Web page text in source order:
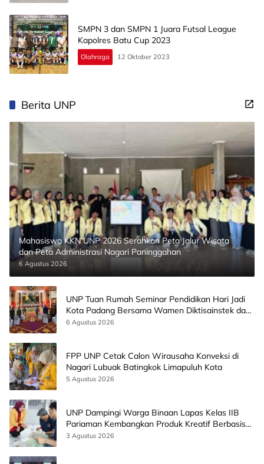
SMPN 3 dan SMPN 1 Juara Futsal League
Kapolres Batu Cup 2023
Olahraga 12 Oktober 2023
Berita UNP
Mahasiswa KKN UNP 2026 Serahkan Peta Jalur Wisata
dan Peta Administrasi Nagari Paninggahan
6 Agustus 2026
UNP Tuan Rumah Seminar Pendidikan Hari Jadi
Kota Padang Bersama Wamen Diktisainstek dan
CEO EMGS Malaysia
6 Agustus 2026
FPP UNP Cetak Calon Wirausaha Konveksi di
Nagari Lubuak Batingkok Limapuluh Kota
5 Agustus 2026
UNP Dampingi Warga Binaan Lapas Kelas IIB
Pariaman Kembangkan Produk Kreatif Berbasis
AI
3 Agustus 2026